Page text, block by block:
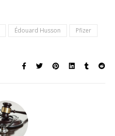
Édouard Husson
Pfizer